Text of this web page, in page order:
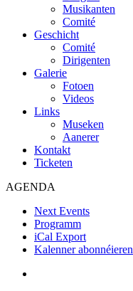
Musikanten
Comité
Geschicht
Comité
Dirigenten
Galerie
Fotoen
Videos
Links
Museken
Aanerer
Kontakt
Ticketen
AGENDA
Next Events
Programm
iCal Export
Kalenner abonnéieren